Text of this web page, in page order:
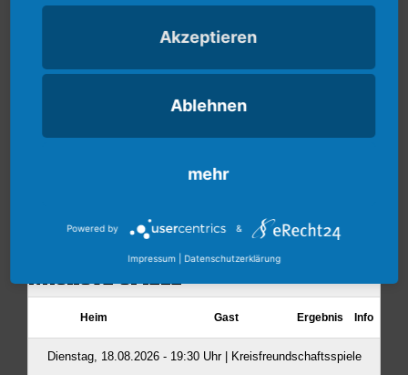
Akzeptieren
Ablehnen
mehr
Powered by &
Impressum Datenschutzerklärung